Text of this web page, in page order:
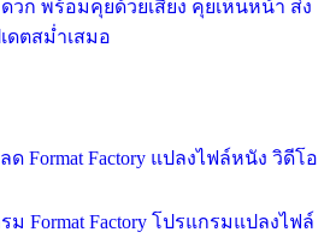
วก พร้อมคุยด้วยเสียง คุยเห็นหน้า ส่ง
ดตสม่ำเสมอ
ลด Format Factory แปลงไฟล์หนัง วิดีโอ
Format Factory โปรแกรมแปลงไฟล์